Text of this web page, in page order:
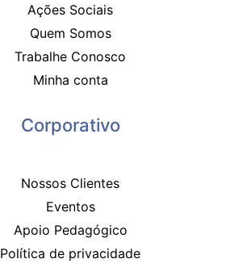
Ações Sociais
Quem Somos
Trabalhe Conosco
Minha conta
Corporativo
Nossos Clientes
Eventos
Apoio Pedagógico
Política de privacidade